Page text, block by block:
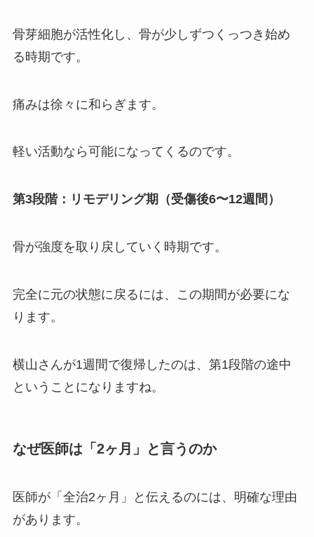
骨芽細胞が活性化し、骨が少しずつくっつき始め
る時期です。
痛みは徐々に和らぎます。
軽い活動なら可能になってくるのです。
第3段階：リモデリング期（受傷後6〜12週間）
骨が強度を取り戻していく時期です。
完全に元の状態に戻るには、この期間が必要にな
ります。
横山さんが1週間で復帰したのは、第1段階の途中
ということになりますね。
なぜ医師は「2ヶ月」と言うのか
医師が「全治2ヶ月」と伝えるのには、明確な理由
があります。